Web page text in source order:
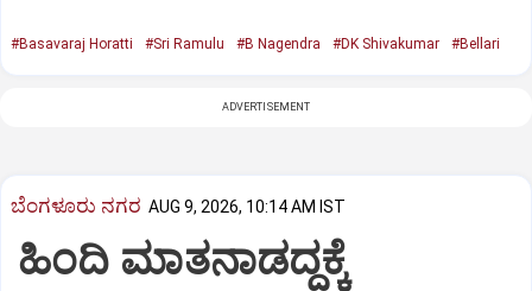
#Basavaraj Horatti #Sri Ramulu #B Nagendra #DK Shivakumar #Bellari
ADVERTISEMENT
ಬೆಂಗಳೂರು ನಗರ AUG 9, 2026, 10:14 AM IST
ಹಿಂದಿ ಮಾತನಾಡದ್ದಕ್ಕೆ